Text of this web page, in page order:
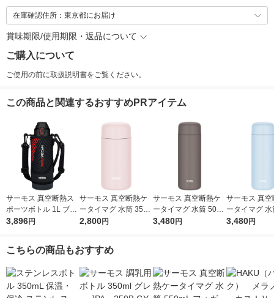
在庫確認住所：東京都にお届け
賞味期限/使用期限・返品について
ご購入について
ご使用の前に取扱説明書をご覧ください。
この商品と関連するおすすめPRアイテム
サーモス 真空断熱ス
ポーツボトル 1L ブラ
ックオレンジ FJS-10
3,896円
サーモス 真空断熱ケ
ータイマグ 水筒 350
mL ソフトピンク JPB
2,800円
サーモス 真空断熱ケ
ータイマグ 水筒 500
mL フォギーブラウン
3,480円
サーモス 真空
ータイマグ
mL ソフトブ
3,480円
こちらの商品もおすすめ